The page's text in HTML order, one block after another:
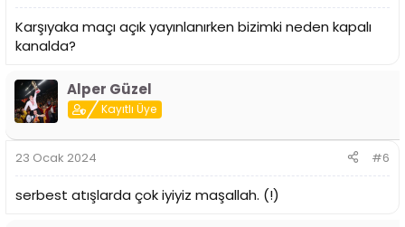
Karşıyaka maçı açık yayınlanırken bizimki neden kapalı
kanalda?
Alper Güzel
Kayıtlı Üye
23 Ocak 2024 #6
serbest atışlarda çok iyiyiz maşallah. (!)